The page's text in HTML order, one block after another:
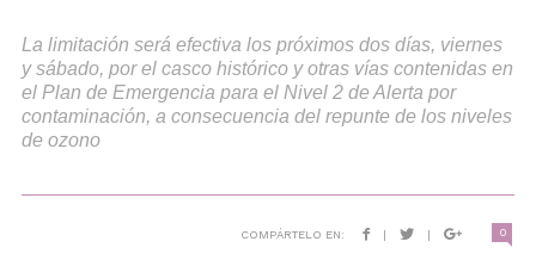
La limitación será efectiva los próximos dos días, viernes
y sábado, por el casco histórico y otras vías contenidas en
el Plan de Emergencia para el Nivel 2 de Alerta por
contaminación, a consecuencia del repunte de los niveles
de ozono
COMPÁRTELO EN: | | 0